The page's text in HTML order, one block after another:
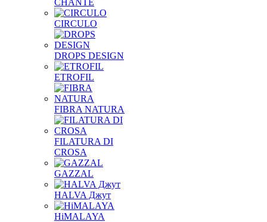
CHANTE
CIRCULO
DROPS DESIGN
ETROFIL
FIBRA NATURA
FILATURA DI
CROSA
GAZZAL
HALVA Джут
HiMALAYA